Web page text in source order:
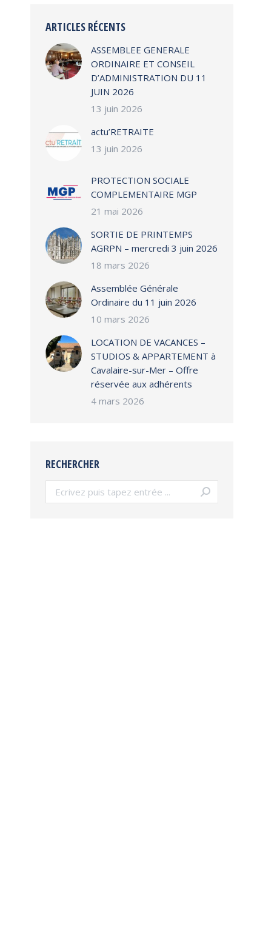
ARTICLES RÉCENTS
ASSEMBLEE GENERALE
ORDINAIRE ET CONSEIL
D’ADMINISTRATION DU 11
JUIN 2026
13 juin 2026
actu’RETRAITE
13 juin 2026
PROTECTION SOCIALE
COMPLEMENTAIRE MGP
21 mai 2026
SORTIE DE PRINTEMPS
AGRPN – mercredi 3 juin 2026
18 mars 2026
Assemblée Générale
Ordinaire du 11 juin 2026
10 mars 2026
LOCATION DE VACANCES –
STUDIOS & APPARTEMENT à
Cavalaire-sur-Mer – Offre
réservée aux adhérents
4 mars 2026
RECHERCHER
Search: